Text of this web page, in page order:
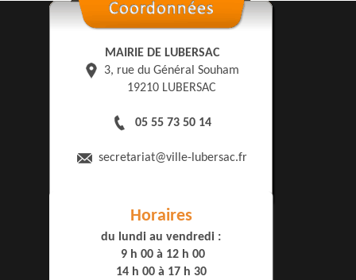
MAIRIE DE LUBERSAC
3, rue du Général Souham
19210 LUBERSAC
05 55 73 50 14
secretariat@ville-lubersac.fr
Horaires
du lundi au vendredi :
9 h 00 à 12 h 00
14 h 00 à 17 h 30